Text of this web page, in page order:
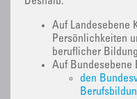
Auf Landesebene
Persönlichkeiten
beruflicher
Auf Bundesebene
den